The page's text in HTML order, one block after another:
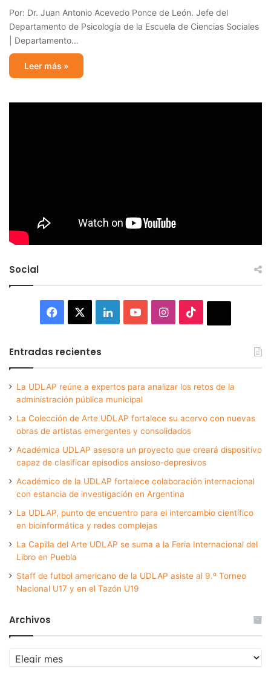
Por: Dr. Juan Antonio Acevedo Ponce de León. Jefe del
Departamento de Psicología de la Escuela de Ciencias Sociales
| Departamento…
Leer más »
Social
Facebook LinkedInYouTubeInstagram
Entradas recientes
La UDLAP reúne a expertos para analizar los retos de la
administración pública municipal
La Colección de Arte UDLAP fortalece su acervo con nuevas
obras de artistas emergentes y consolidados
Académica UDLAP asesora un proyecto que creará dispositivo
capaz de clasificar episodios ansioso-depresivos
Académico de la UDLAP fortalece colaboración internacional
con estancia de investigación en Argentina
La UDLAP, punto de encuentro para el intercambio científico
en bioinformática y redes complejas
La Capilla del Arte UDLAP se suma a la Feria Internacional del
Libro en Puebla
Staff de futbol americano de la UDLAP asiste al 9.º Torneo
Nacional U17 y en el Tazón U19
Archivos
Archivos